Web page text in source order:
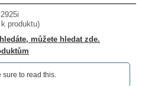
produktu)
můžete hledat zde.
sure to read this.‎